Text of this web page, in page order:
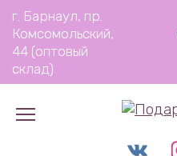
Перейти
содержанию
г. Барнаул, пр.
Комсомольский,
44 (оптовый
склад)